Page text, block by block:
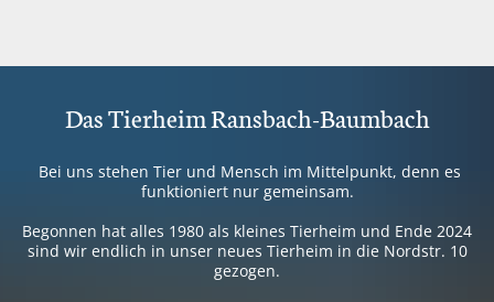
Das Tierheim Ransbach-Baumbach
Bei uns stehen Tier und Mensch im Mittelpunkt, denn es
funktioniert nur gemeinsam.
Begonnen hat alles 1980 als kleines Tierheim und Ende 2024
sind wir endlich in unser neues Tierheim in die Nordstr. 10
gezogen.